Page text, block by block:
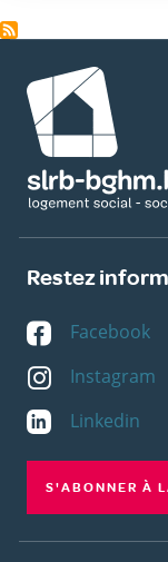
Image
Restez
Facebook
Instagram
Linkedin
S'ABONNER À